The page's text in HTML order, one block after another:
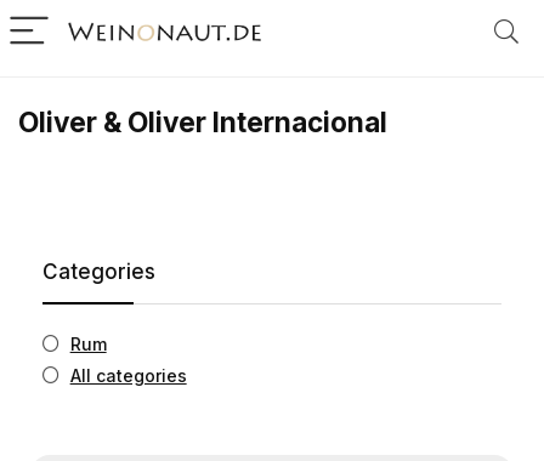
Oliver & Oliver Internacional
Categories
Rum
All categories